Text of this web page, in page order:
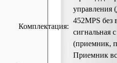
Комплектация:
управления
452MPS
сигнальная
(приемник,
Приемник